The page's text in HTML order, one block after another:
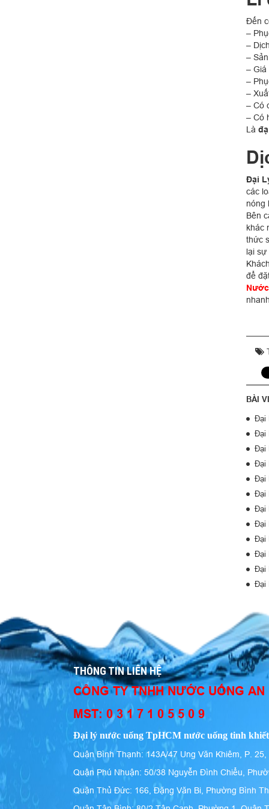
Đến
–
–
–
– Giá
–
–
– Có
– Có
Là
Đại
các
nóng
Bên
khác
thức
lại sự
để
BÀI
Đại
Đại
Đại
Đại
Đại
Đại
Đại
Đại
Đại
Đại
Đại
Đại
THÔNG TIN LIÊN HỆ
CÔNG TY TNHH NƯỚC UỐNG
MST: 0 3 1 7 1 0 5 5 0 9
Đại lý nước uống TpHCM nước uống tinh
Quận Bình Thạnh: 143A/47 Ung Văn Khiêm, P.
Quận Phú Nhuận: 50/38 Nguyễn Đình Chiểu,
Quận Thủ Đức: 166, Đặng Văn Bi, Phường Bình